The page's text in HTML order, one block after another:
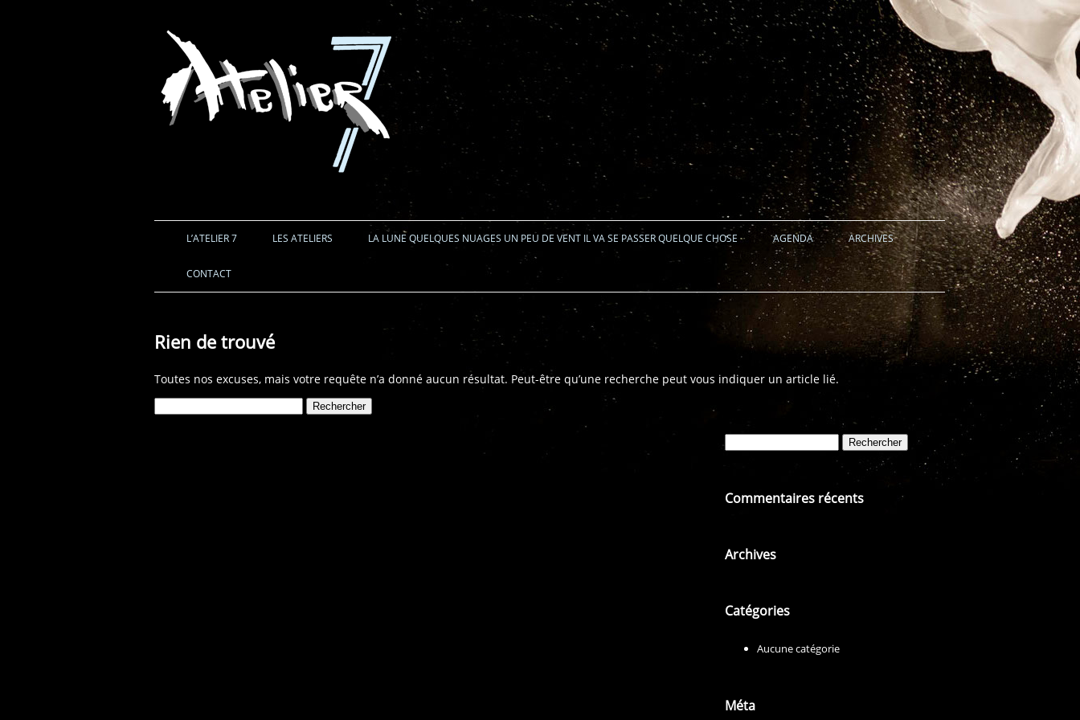
Aller au contenu
L’ATELIER 7 LES ATELIERS LA LUNE QUELQUES NUAGES UN PEU DE VENT IL VA SE PASSER QUELQUE CHOSE AGENDA ARCHIVES
CONTACT
Rien de trouvé
Toutes nos excuses, mais votre requête n’a donné aucun résultat. Peut-être qu’une recherche peut vous indiquer un article lié.
Commentaires récents
Archives
Catégories
Aucune catégorie
Méta